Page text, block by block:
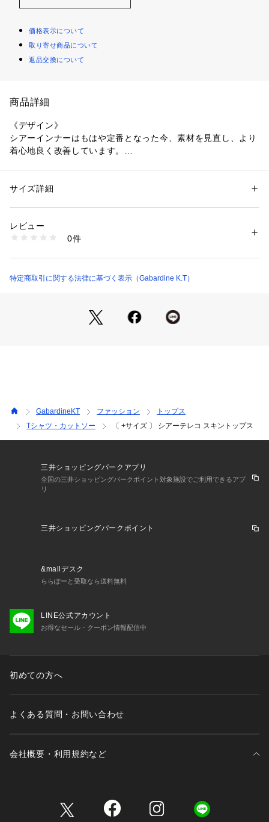
価格表示について
取り寄せ商品について
返品交換について
商品詳細
《デザイン》
シアーインナーはもはや定番となった今、素材を見直し、より
着心地良く改善しています。
スタイリングが何となく上手く決まらない・・・そんな時にこ
グッと華やかさとこなれ感のあるスタイリングに仕上がる有能
アイテムです。
また、色違いで二枚重ねて着用し、袖から裾から下の一枚の色
おしゃれ上級者な着こなしを楽しんでください。
性別：レディース
素材：綿66％ ポリエステル34％
商品番号：
78-21EM04-205 （ショップ）
サイズ詳細
レビュー
0件
特定商取引に関する法律に基づく表示（Gabardine K.T）
GabardineKT ファッション
トップス
Tシャツ・カットソー
〔 +サイズ 〕 シアーテレコ スキントップス
三井ショッピングパークアプリ
全国の三井ショッピングパークポイント対象施設でご利用できるアプ
リ
三井ショッピングパークポイント
&mallデスク
ららぽーと受取なら送料無料
LINE公式アカウント
お得なセール・クーポン情報配信中
初めての方へ
よくある質問・お問い合わせ
会社概要・利用規約など